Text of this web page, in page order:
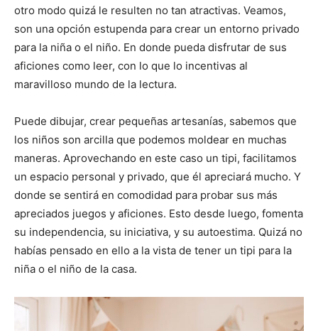
otro modo quizá le resulten no tan atractivas. Veamos,
son una opción estupenda para crear un entorno privado
para la niña o el niño. En donde pueda disfrutar de sus
aficiones como leer, con lo que lo incentivas al
maravilloso mundo de la lectura.
Puede dibujar, crear pequeñas artesanías, sabemos que
los niños son arcilla que podemos moldear en muchas
maneras. Aprovechando en este caso un tipi, facilitamos
un espacio personal y privado, que él apreciará mucho. Y
donde se sentirá en comodidad para probar sus más
apreciados juegos y aficiones. Esto desde luego, fomenta
su independencia, su iniciativa, y su autoestima. Quizá no
habías pensado en ello a la vista de tener un tipi para la
niña o el niño de la casa.